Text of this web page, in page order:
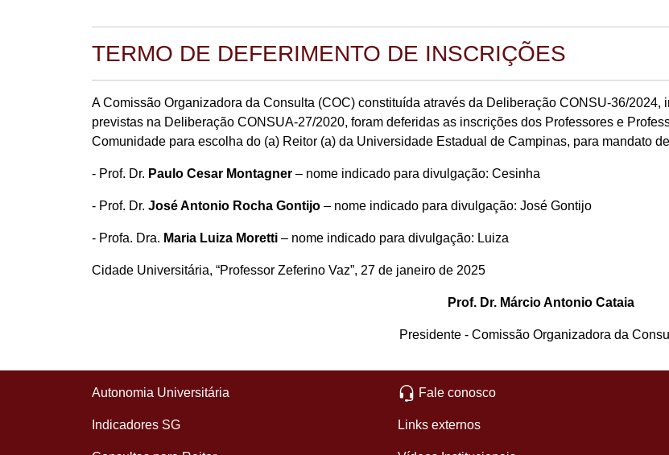
TERMO DE DEFERIMENTO DE INSCRIÇÕES
A Comissão Organizadora da Consulta (COC) constituída através da Deliberação CONSU-36/
previstas na Deliberação CONSUA-27/2020, foram deferidas as inscrições dos Professores e
Comunidade para escolha do (a) Reitor (a) da Universidade Estadual de Campinas, para mandato
- Prof. Dr. Paulo Cesar Montagner – nome indicado para divulgação: Cesinha
- Prof. Dr. José Antonio Rocha Gontijo – nome indicado para divulgação: José Gontijo
- Profa. Dra. Maria Luiza Moretti – nome indicado para divulgação: Luiza
Cidade Universitária, “Professor Zeferino Vaz”, 27 de janeiro de 2025
Prof. Dr. Márcio Antonio Cataia
Presidente - Comissão Organizadora da
Autonomia Universitária
Indicadores SG
Fale conosco
Links externos